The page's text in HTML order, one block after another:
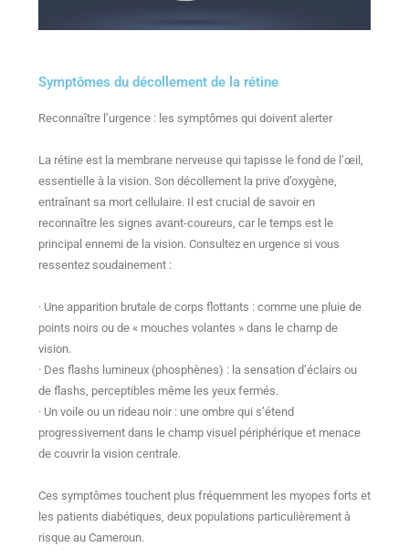
Symptômes du décollement de la rétine
Reconnaître l’urgence : les symptômes qui doivent alerter
La rétine est la membrane nerveuse qui tapisse le fond de l’œil,
essentielle à la vision. Son décollement la prive d’oxygène,
entraînant sa mort cellulaire. Il est crucial de savoir en
reconnaître les signes avant-coureurs, car le temps est le
principal ennemi de la vision. Consultez en urgence si vous
ressentez soudainement :
· Une apparition brutale de corps flottants : comme une pluie de
points noirs ou de « mouches volantes » dans le champ de
vision.
· Des flashs lumineux (phosphènes) : la sensation d’éclairs ou
de flashs, perceptibles même les yeux fermés.
· Un voile ou un rideau noir : une ombre qui s’étend
progressivement dans le champ visuel périphérique et menace
de couvrir la vision centrale.
Ces symptômes touchent plus fréquemment les myopes forts et
les patients diabétiques, deux populations particulièrement à
risque au Cameroun.